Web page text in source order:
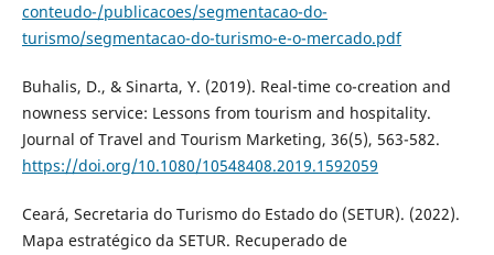
conteudo-/publicacoes/segmentacao-do-
turismo/segmentacao-do-turismo-e-o-mercado.pdf
Buhalis, D., & Sinarta, Y. (2019). Real-time co-creation and
nowness service: Lessons from tourism and hospitality.
Journal of Travel and Tourism Marketing, 36(5), 563-582.
https://doi.org/10.1080/10548408.2019.1592059
Ceará, Secretaria do Turismo do Estado do (SETUR). (2022).
Mapa estratégico da SETUR. Recuperado de